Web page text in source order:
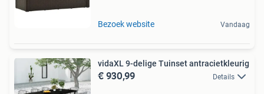
Bezoek website Vandaag
vidaXL 9-delige Tuinset antracietkleurig
€ 930,99 Details